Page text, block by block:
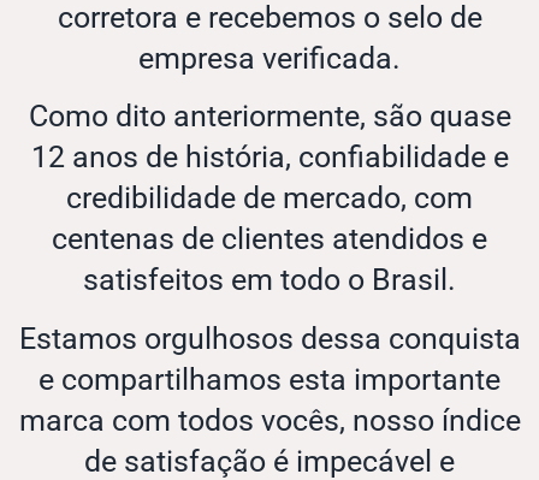
corretora e recebemos o selo de
empresa verificada.
Como dito anteriormente, são quase
12 anos de história, confiabilidade e
credibilidade de mercado, com
centenas de clientes atendidos e
satisfeitos em todo o Brasil.
Estamos orgulhosos dessa conquista
e compartilhamos esta importante
marca com todos vocês, nosso índice
de satisfação é impecável e